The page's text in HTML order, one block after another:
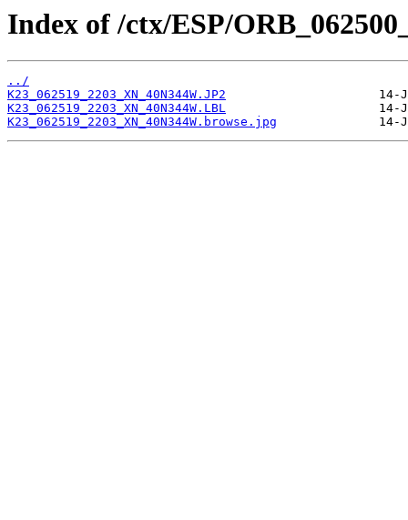
Index of /ctx/ESP/
../
K23_062519_2203_XN_40N344W.JP2
K23_062519_2203_XN_40N344W.LBL
K23_062519_2203_XN_40N344W.browse.jpg